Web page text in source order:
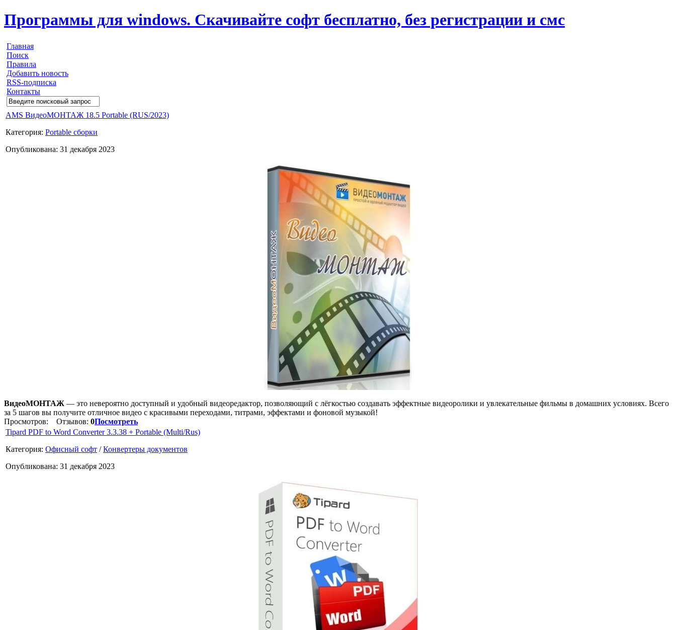
Программы для windows. Скачивайте софт бесплатно, без регистрации и смс
Главная
Поиск
Правила
Добавить новость
RSS-подписка
Контакты
AMS ВидеоМОНТАЖ 18.5 Portable (RUS/2023)
Категория: Portable сборки
Опубликована: 31 декабря 2023
ВидеоМОНТАЖ — это невероятно доступный и удобный видеоредактор, позволяющий с лёгкостью создавать эффектные видеоролики и увлекательные фильмы в домашних условиях. Всего
за 5 шагов вы получите отличное видео с красивыми переходами, титрами, эффектами и фоновой музыкой!
Просмотров:
Отзывов: 0Посмотреть
Tipard PDF to Word Converter 3.3.38 + Portable (Multi/Rus)
Категория: Офисный софт /Конвертеры документов
Опубликована: 31 декабря 2023